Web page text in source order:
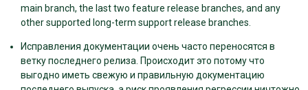
main branch, the last two feature release branches, and any
other supported long-term support release branches.
Исправления документации очень часто переносятся в
ветку последнего релиза. Происходит это потому что
выгодно иметь свежую и правильную документацию